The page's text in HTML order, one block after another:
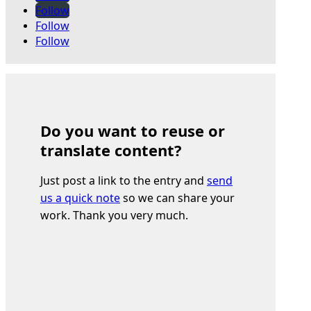
Follow
Follow
Follow
Do you want to reuse or
translate content?
Just post a link to the entry and send
us a quick noteso we can share your
work. Thank you very much.